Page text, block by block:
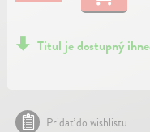
Titul je dostupný
Pridať do wishlistu